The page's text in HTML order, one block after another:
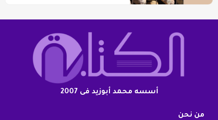
أسسه محمد أبوزيد فى 2007
من نحن